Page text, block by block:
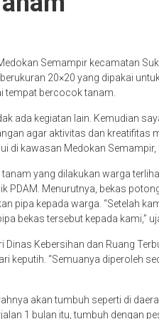
Semampir kecamatan
20×20 yang dipakai
tempat bercocok tanam.
ada kegiatan lain. Kemudian
agar aktivitas dan kreatifitas
di kawasan Medokan Semampir,
yang dilakukan warga
PDAM. Menurutnya, bekas
pipa kepada warga. “Setelah
bekas tersebut kepada kami,”
Kebersihan dan Ruang
keputih. “Semuanya diperoleh
akan tumbuh seperti di
1 bulan itu, tumbuh dengan